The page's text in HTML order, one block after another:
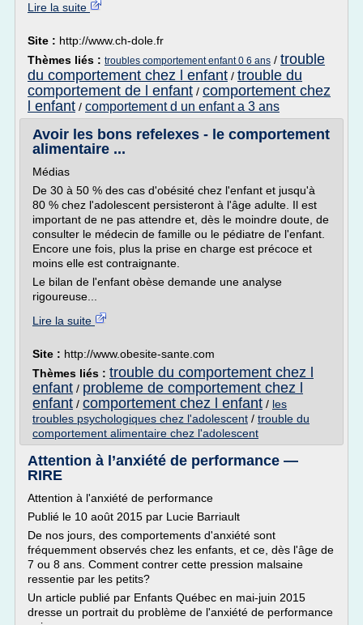
Lire la suite
Site : http://www.ch-dole.fr
Thèmes liés : troubles comportement enfant 0 6 ans / trouble
du comportement chez l enfant / trouble du
comportement de l enfant / comportement chez
l enfant / comportement d un enfant a 3 ans
Avoir les bons refelexes - le comportement
alimentaire ...
Médias
De 30 à 50 % des cas d'obésité chez l'enfant et jusqu'à
80 % chez l'adolescent persisteront à l'âge adulte. Il est
important de ne pas attendre et, dès le moindre doute, de
consulter le médecin de famille ou le pédiatre de l'enfant.
Encore une fois, plus la prise en charge est précoce et
moins elle est contraignante.
Le bilan de l'enfant obèse demande une analyse
rigoureuse...
Lire la suite
Site : http://www.obesite-sante.com
Thèmes liés : trouble du comportement chez l
enfant / probleme de comportement chez l
enfant / comportement chez l enfant / les
troubles psychologiques chez l'adolescent / trouble du
comportement alimentaire chez l'adolescent
Attention à l’anxiété de performance —
RIRE
Attention à l'anxiété de performance
Publié le 10 août 2015 par Lucie Barriault
De nos jours, des comportements d'anxiété sont
fréquemment observés chez les enfants, et ce, dès l'âge de
7 ou 8 ans. Comment contrer cette pression malsaine
ressentie par les petits?
Un article publié par Enfants Québec en mai-juin 2015
dresse un portrait du problème de l'anxiété de performance